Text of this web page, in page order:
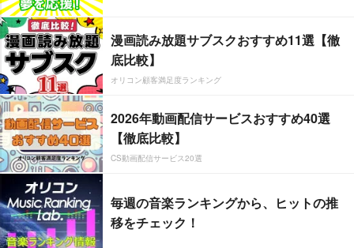
漫画読み放題サブスクおすすめ11選【徹
底比較】
オリコン顧客満足度ランキング
2026年動画配信サービスおすすめ40選
【徹底比較】
CS動画配信サービス20選
毎週の音楽ランキングから、ヒットの推
移をチェック！